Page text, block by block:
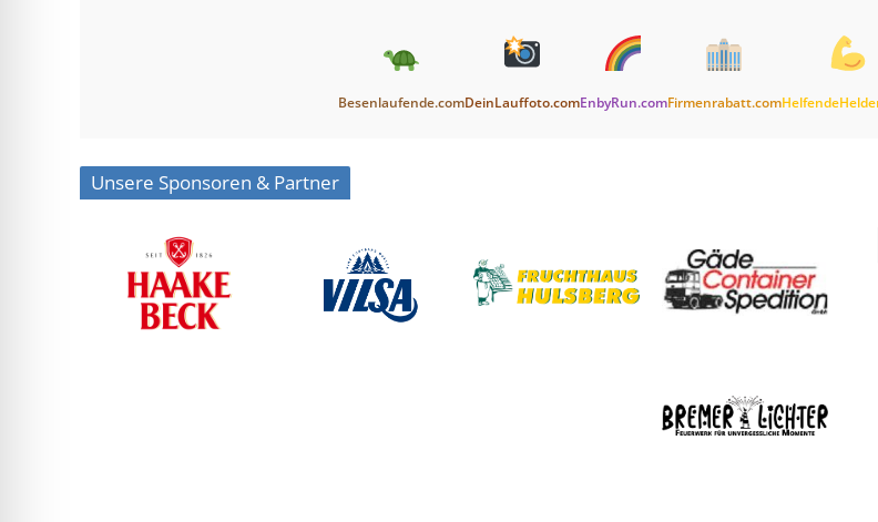
Besenlaufende.comDeinLauffoto.comEnbyRun.comFirmenrabatt.com
Unsere Sponsoren & Partner